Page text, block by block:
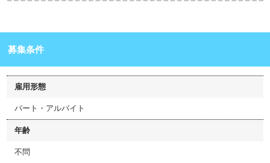
募集条件
雇用形態
パート・アルバイト
年齢
不問